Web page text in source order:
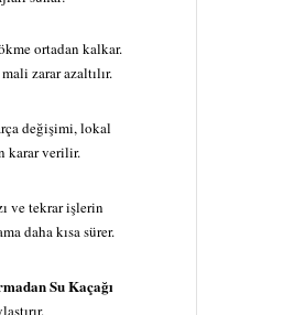
ortadan kalkar.
zarar azaltılır.
değişimi, lokal
karar verilir.
ve tekrar işlerin
daha kısa sürer.
Su Kaçağı